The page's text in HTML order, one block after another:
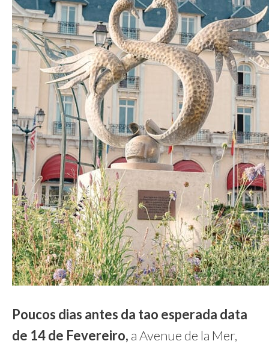
Poucos dias antes da tao esperada data
de 14 de Fevereiro, a Avenue de la Mer,